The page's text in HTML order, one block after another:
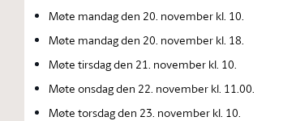
Møte mandag den 20. november kl. 10.
Møte mandag den 20. november kl. 18.
Møte tirsdag den 21. november kl. 10.
Møte onsdag den 22. november kl. 11.00.
Møte torsdag den 23. november kl. 10.